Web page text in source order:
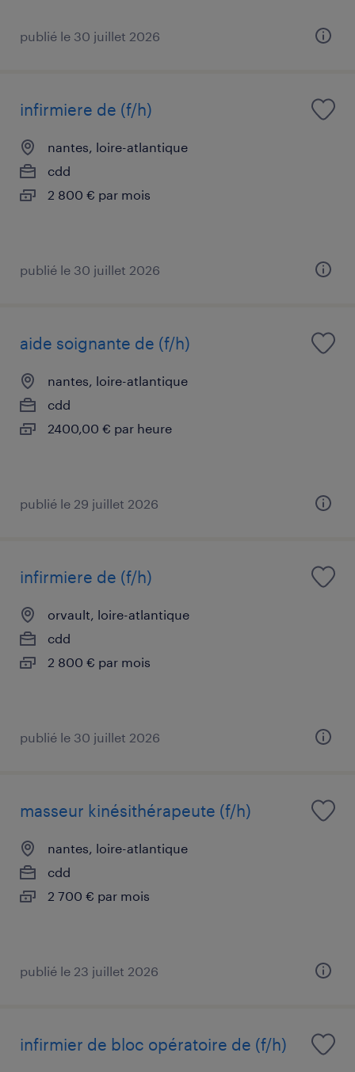
publié le 30 juillet 2026
infirmiere de (f/h)
nantes, loire-atlantique
cdd
2 800 € par mois
publié le 30 juillet 2026
aide soignante de (f/h)
nantes, loire-atlantique
cdd
2400,00 € par heure
publié le 29 juillet 2026
infirmiere de (f/h)
orvault, loire-atlantique
cdd
2 800 € par mois
publié le 30 juillet 2026
masseur kinésithérapeute (f/h)
nantes, loire-atlantique
cdd
2 700 € par mois
publié le 23 juillet 2026
infirmier de bloc opératoire de (f/h)